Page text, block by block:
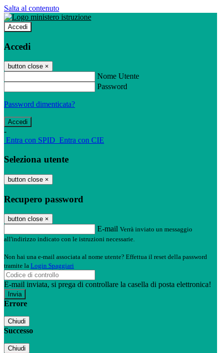
Salta al contenuto
Accedi
Accedi
button close ×
Nome Utente
Password
Password dimenticata?
-
Entra con SPID Entra con CIE
Seleziona utente
button close ×
Recupero password
button close ×
E-mail Verrà inviato un messaggio
all'indirizzo indicato con le istruzioni necessarie.
Non hai una e-mail associata al nome utente? Effettua il reset della password
tramite la Login Spaggiari
E-mail inviata, si prega di controllare la casella di posta elettronica!
Errore
Chiudi
Successo
Chiudi